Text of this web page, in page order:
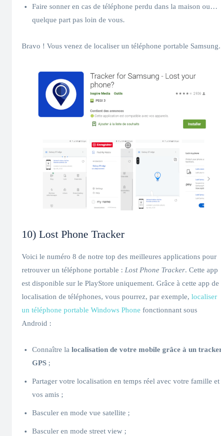
Faire sonner en cas de téléphone perdu dans la maison ou…
quelque part pas loin de vous.
Bravo ! Vous venez de localiser un téléphone portable Samsung.
10) Lost Phone Tracker
Voici le numéro 8 de notre top des meilleures applications pour
retrouver un téléphone portable : Lost Phone Tracker. Cette app
est disponible sur le PlayStore uniquement. Grâce à cette app de
localisation de téléphones, vous pourrez, par exemple, localiser
un téléphone portable Windows Phone fonctionnant sous
Android :
Connaître la localisation de votre mobile grâce à un
GPS ;
Partager votre localisation en temps réel avec votre famille et
vos amis ;
Basculer en mode vue satellite ;
Basculer en mode street view ;